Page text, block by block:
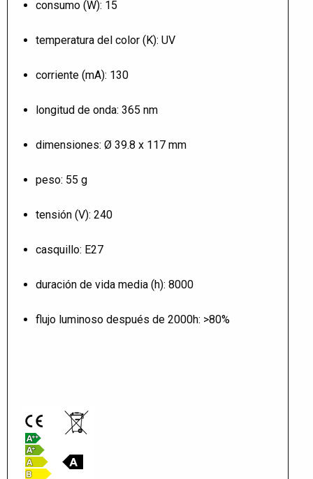
consumo (W): 15
temperatura del color (K): UV
corriente (mA): 130
longitud de onda: 365 nm
dimensiones: Ø 39.8 x 117 mm
peso: 55 g
tensión (V): 240
casquillo: E27
duración de vida media (h): 8000
flujo luminoso después de 2000h: >80%